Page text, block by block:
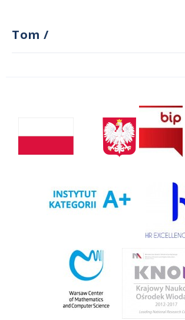
Tom /